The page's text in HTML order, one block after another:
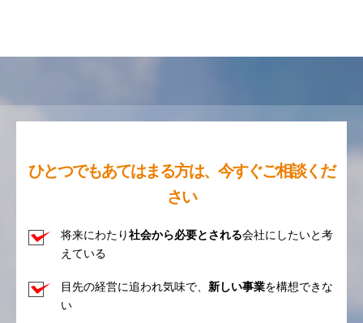
ひとつでもあてはまる方は、今すぐご相談くだ
さい
将来にわたり社会から必要とされる会社にしたいと考
えている
目先の経営に追われ気味で、 新しい事業を構想できな
い